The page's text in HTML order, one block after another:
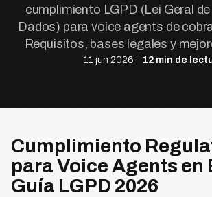
cumplimiento LGPD (Lei Geral
Dados) para voice agents de
Requisitos, bases legales y
11 jun 2026 – 12 min de
Cumplimiento
para Voice Agents en
Guía LGPD 2026